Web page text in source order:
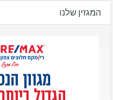
המגזין שלנו